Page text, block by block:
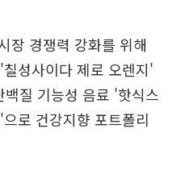
장 경쟁력 강화를 위해
성사이다 제로 오렌지'
질 기능성 음료 '핫식스
로 건강지향 포트폴리